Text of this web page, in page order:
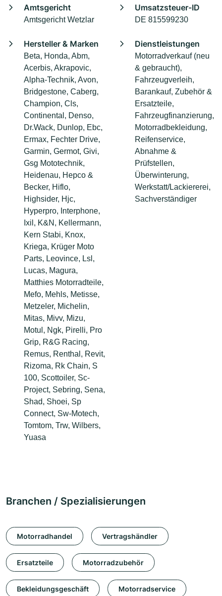
Amtsgericht
Amtsgericht Wetzlar
Umsatzsteuer-ID
DE 815599230
Hersteller & Marken
Beta, Honda, Abm,
Acerbis, Akrapovic,
Alpha-Technik, Avon,
Bridgestone, Caberg,
Champion, Cls,
Continental, Denso,
Dr.Wack, Dunlop, Ebc,
Ermax, Fechter Drive,
Garmin, Germot, Givi,
Gsg Mototechnik,
Heidenau, Hepco &
Becker, Hiflo,
Highsider, Hjc,
Hyperpro, Interphone,
Ixil, K&N, Kellermann,
Kern Stabi, Knox,
Kriega, Krüger Moto
Parts, Leovince, Lsl,
Lucas, Magura,
Matthies Motorradteile,
Mefo, Mehls, Metisse,
Metzeler, Michelin,
Mitas, Mivv, Mizu,
Motul, Ngk, Pirelli, Pro
Grip, R&G Racing,
Remus, Renthal, Revit,
Rizoma, Rk Chain, S
100, Scottoiler, Sc-
Project, Sebring, Sena,
Shad, Shoei, Sp
Connect, Sw-Motech,
Tomtom, Trw, Wilbers,
Yuasa
Dienstleistungen
Motorradverkauf (neu
& gebraucht),
Fahrzeugverleih,
Barankauf, Zubehör &
Ersatzteile,
Fahrzeugfinanzierung,
Motorradbekleidung,
Reifenservice,
Abnahme &
Prüfstellen,
Überwinterung,
Werkstatt/Lackiererei,
Sachverständiger
Branchen / Spezialisierungen
Motorradhandel Vertragshändler
Ersatzteile Motorradzubehör
Bekleidungsgeschäft Motorradservice